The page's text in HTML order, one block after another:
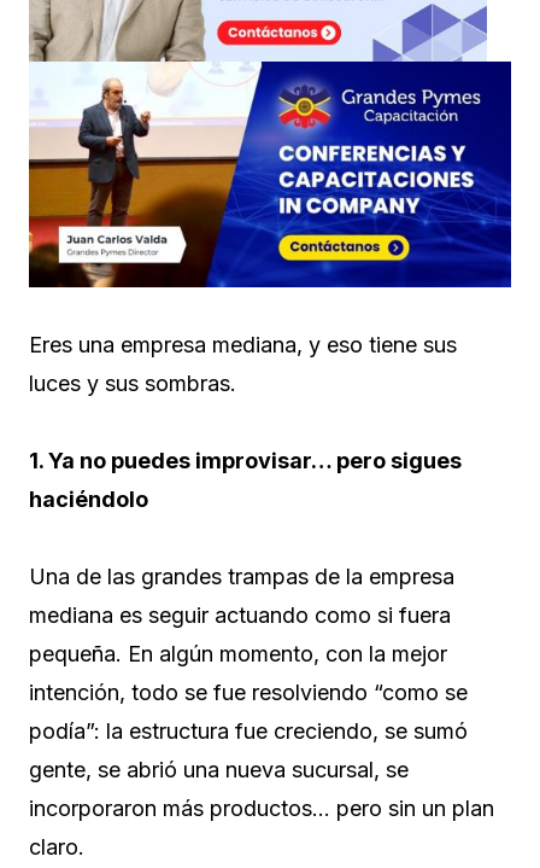
Eres una empresa mediana, y eso tiene sus
luces y sus sombras.
1. Ya no puedes improvisar… pero sigues
haciéndolo
Una de las grandes trampas de la empresa
mediana es seguir actuando como si fuera
pequeña. En algún momento, con la mejor
intención, todo se fue resolviendo “como se
podía”: la estructura fue creciendo, se sumó
gente, se abrió una nueva sucursal, se
incorporaron más productos… pero sin un plan
claro.